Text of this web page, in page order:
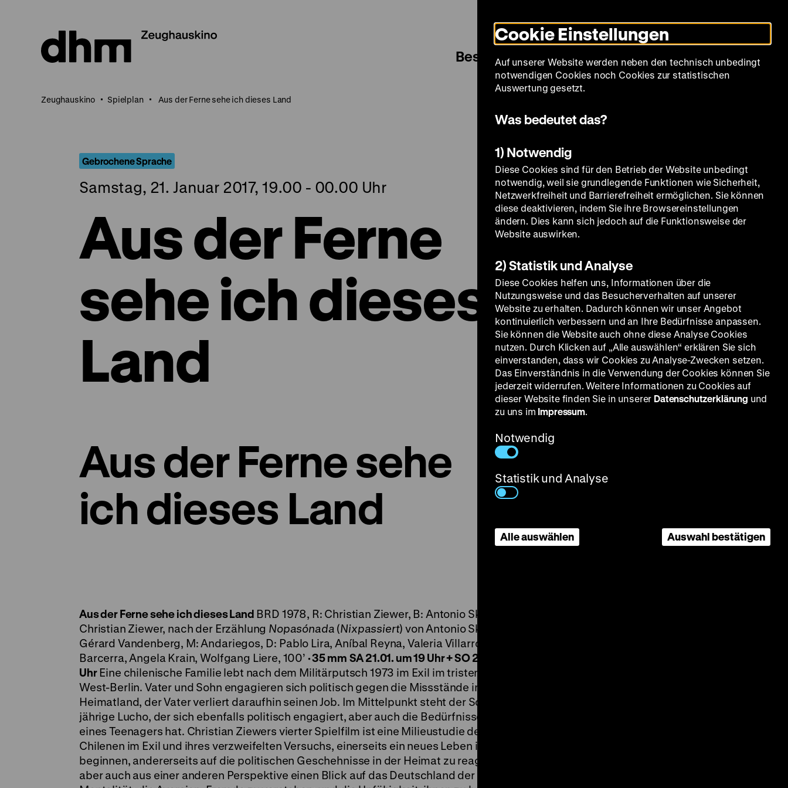
Seiteninhalt
springen
Modus
umschalten
Sprache
Besuch Spielplan Filmreihen Über uns
Zeughauskino Spielplan Aus der Ferne sehe ich dieses Land
Gebrochene Sprache
Samstag, 21. Januar 2017, 19.00 - 00.00 Uhr
Aus der Ferne
sehe ich dieses
Land
Aus der Ferne sehe
ich dieses Land
Aus der Ferne sehe ich dieses Land BRD 1978, R: Christian Ziewer, B: Antonio Skármeta,
Christian Ziewer, nach der Erzählung Nopasónada (Nixpassiert) von Antonio Skármeta, K:
Gérard Vandenberg, M: Andariegos, D: Pablo Lira, Aníbal Reyna, Valeria Villarroel, Raul
Barcerra, Angela Krain, Wolfgang Liere, 100’ · 35 mm SA 21.01. um 19 Uhr + SO 22.01. um 20.30
UhrEine chilenische Familie lebt nach dem Militärputsch 1973 im Exil im tristen und fremden
West-Berlin. Vater und Sohn engagieren sich politisch gegen die Missstände in ihrem
Heimatland, der Vater verliert daraufhin seinen Job. Im Mittelpunkt steht der Sohn, der 16-
jährige Lucho, der sich ebenfalls politisch engagiert, aber auch die Bedürfnisse und Sorgen
eines Teenagers hat. Christian Ziewers vierter Spielfilm ist eine Milieustudie des Lebens der
Chilenen im Exil und ihres verzweifelten Versuchs, einerseits ein neues Leben in der Fremde zu
beginnen, andererseits auf die politischen Geschehnisse in der Heimat zu reagieren. Er wirft
aber auch aus einer anderen Perspektive einen Blick auf das Deutschland der 1970er Jahre: die
Cookie Einstellungen
Auf unserer Website werden neben den technisch unbedingt
notwendigen Cookies noch Cookies zur statistischen
Auswertung gesetzt.
Was bedeutet das?
1) Notwendig
Diese Cookies sind für den Betrieb der Website unbedingt
notwendig, weil sie grundlegende Funktionen wie Sicherheit,
Netzwerkfreiheit und Barrierefreiheit ermöglichen. Sie können
diese deaktivieren, indem Sie ihre Browsereinstellungen
ändern. Dies kann sich jedoch auf die Funktionsweise der
Website auswirken.
2) Statistik und Analyse
Diese Cookies helfen uns, Informationen über die
Nutzungsweise und das Besucherverhalten auf unserer
Website zu erhalten. Dadurch können wir unser Angebot
kontinuierlich verbessern und an Ihre Bedürfnisse anpassen.
Sie können die Website auch ohne diese Analyse Cookies
nutzen. Durch Klicken auf „Alle auswählen“ erklären Sie sich
einverstanden, dass wir Cookies zu Analyse-Zwecken setzen.
Das Einverständnis in die Verwendung der Cookies können Sie
jederzeit widerrufen. Weitere Informationen zu Cookies auf
dieser Website finden Sie in unserer Datenschutzerklärung und
zu uns im Impressum.
Notwendig
Statistik und Analyse
Alle auswählen Auswahl bestätigen